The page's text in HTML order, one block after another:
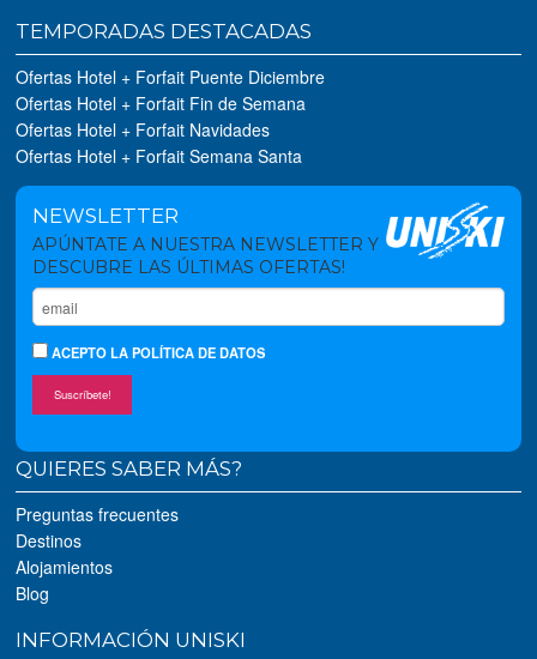
TEMPORADAS DESTACADAS
Ofertas Hotel + Forfait Puente Diciembre
Ofertas Hotel + Forfait Fin de Semana
Ofertas Hotel + Forfait Navidades
Ofertas Hotel + Forfait Semana Santa
NEWSLETTER
APÚNTATE A NUESTRA NEWSLETTER Y
DESCUBRE LAS ÚLTIMAS OFERTAS!
ACEPTOLA POLÍTICA DE DATOS
Suscríbete!
QUIERES SABER MÁS?
Preguntas frecuentes
Destinos
Alojamientos
Blog
INFORMACIÓN UNISKI